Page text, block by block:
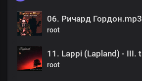
06. Ричард Гордон.mp3
root
root